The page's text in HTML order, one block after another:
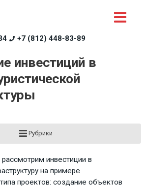
+7 (812) 448-83-89
инвестиций в
Рубрики
инвестиции в
на примере
проектов: создание объектов